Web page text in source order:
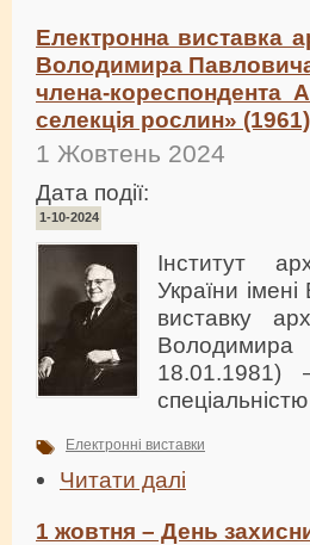
Електронна виставка
Володимира
члена-кореспондента
селекція рослин» (1961)
1 Жовтень 2024
Дата події:
1-10-2024
Інститут
України
виставку
18.01.1981)
Електронні виставки
Читати далі
1 жовтня – День